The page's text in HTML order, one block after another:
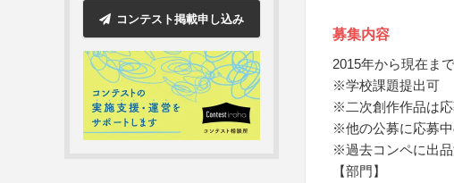
コンテスト掲載申し込み
募集内容
2015年から現在ま
※学校課題提出可
※二次創作作品は
※他の公募に応募
※過去コンペに出
【部門】